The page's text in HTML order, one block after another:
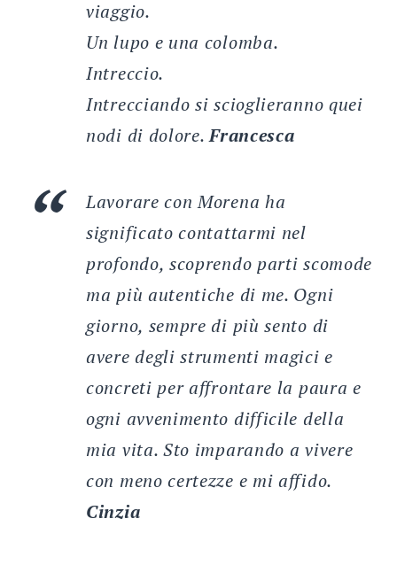
viaggio.
Un lupo e una colomba.
Intreccio.
Intrecciando si scioglieranno quei
nodi di dolore.Francesca
Lavorare con Morena ha
significato contattarmi nel
profondo, scoprendo parti scomode
ma più autentiche di me. Ogni
giorno, sempre di più sento di
avere degli strumenti magici e
concreti per affrontare la paura e
ogni avvenimento difficile della
mia vita. Sto imparando a vivere
con meno certezze e mi affido.
Cinzia